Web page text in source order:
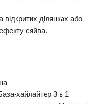
відкритих ділянках або
сяйва.
хайлайтер 3 в 1